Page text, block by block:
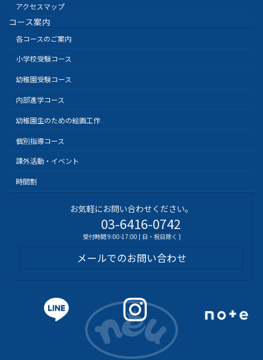
アクセスマップ
コース案内
各コースのご案内
小学校受験コース
幼稚園受験コース
内部進学コース
幼稚園生のための絵画工作
個別指導コース
課外活動・イベント
時間割
お気軽にお問い合わせください。
03-6416-0742
受付時間 9:00-17:00 [ 日・祝日除く ]
メールでのお問い合わせ